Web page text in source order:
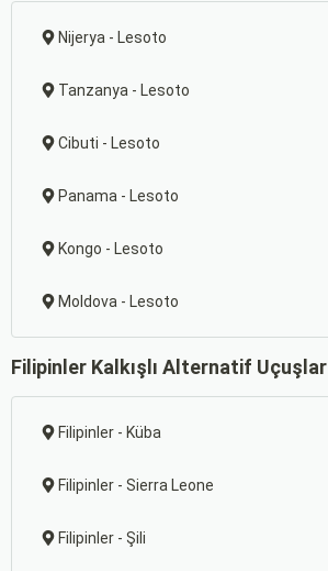
Nijerya - Lesoto
Tanzanya - Lesoto
Cibuti - Lesoto
Panama - Lesoto
Kongo - Lesoto
Moldova - Lesoto
Filipinler Kalkışlı Alternatif Uçuşlar
Filipinler - Küba
Filipinler - Sierra Leone
Filipinler - Şili